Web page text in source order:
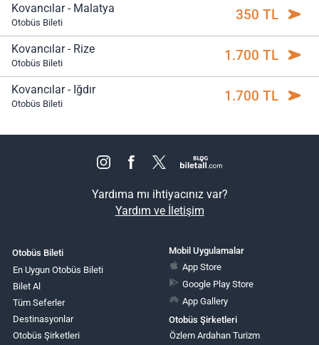
Kovancılar - Malatya
Otobüs Bileti 350 TL
Kovancılar - Rize
Otobüs Bileti 1.700 TL
Kovancılar - Iğdır
Otobüs Bileti 1.700 TL
Yardıma mı ihtiyacınız var?
Yardım ve İletişim
Otobüs Bileti
En Uygun Otobüs Bileti
Bilet Al
Tüm Seferler
Destinasyonlar
Otobüs Şirketleri
Mobil Uygulamalar
App Store
Google Play Store
App Gallery
Otobüs Şirketleri
Özlem Ardahan Turizm